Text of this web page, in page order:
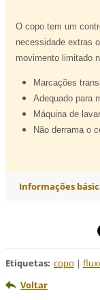
O copo temum
necessidade extras
movimento limitado
Marcações
Adequado para
Máquina de
Não derrama o
Informações
Etiquetas: copo |
Voltar